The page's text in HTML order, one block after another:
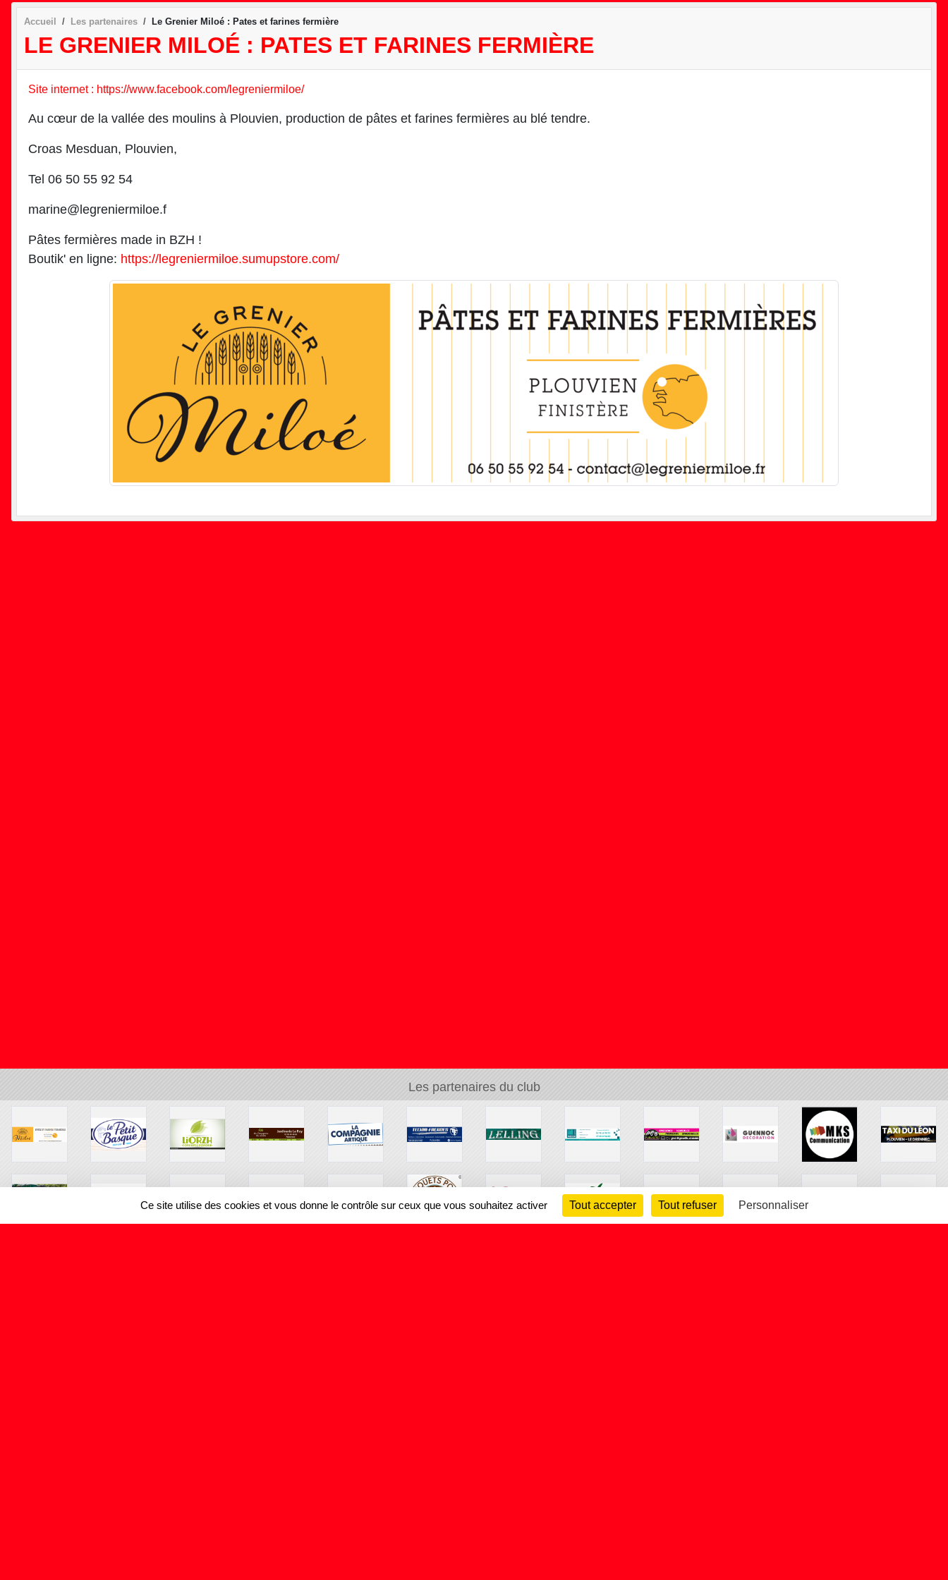
Accueil Les partenaires Le Grenier Miloé : Pates et farines fermière
LE GRENIER MILOÉ : PATES ET FARINES FERMIÈRE
Site internet : https://www.facebook.com/legreniermiloe/
Au cœur de la vallée des moulins à Plouvien, production de pâtes et farines fermières au blé tendre.
Croas Mesduan, Plouvien,
Tel 06 50 55 92 54
marine@legreniermiloe.f
Pâtes fermières made in BZH !
Boutik' en ligne: https://legreniermiloe.sumupstore.com/
Les partenaires du club
Ce site utilise des cookies et vous donne le contrôle sur ceux que vous souhaitez activer Tout accepter Tout refuser Personnaliser